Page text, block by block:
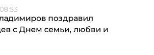
поздравил
с Днем семьи, любви и